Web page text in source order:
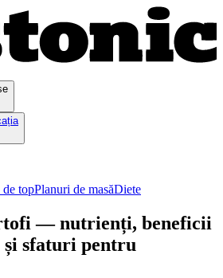
de topPlanuri de masăDiete
— nutrienți, beneficii
și sfaturi pentru